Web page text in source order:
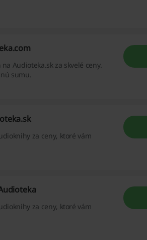
Audioteka.sk za skvelé ceny.
sumu.
za ceny, ktoré vám
za ceny, ktoré vám